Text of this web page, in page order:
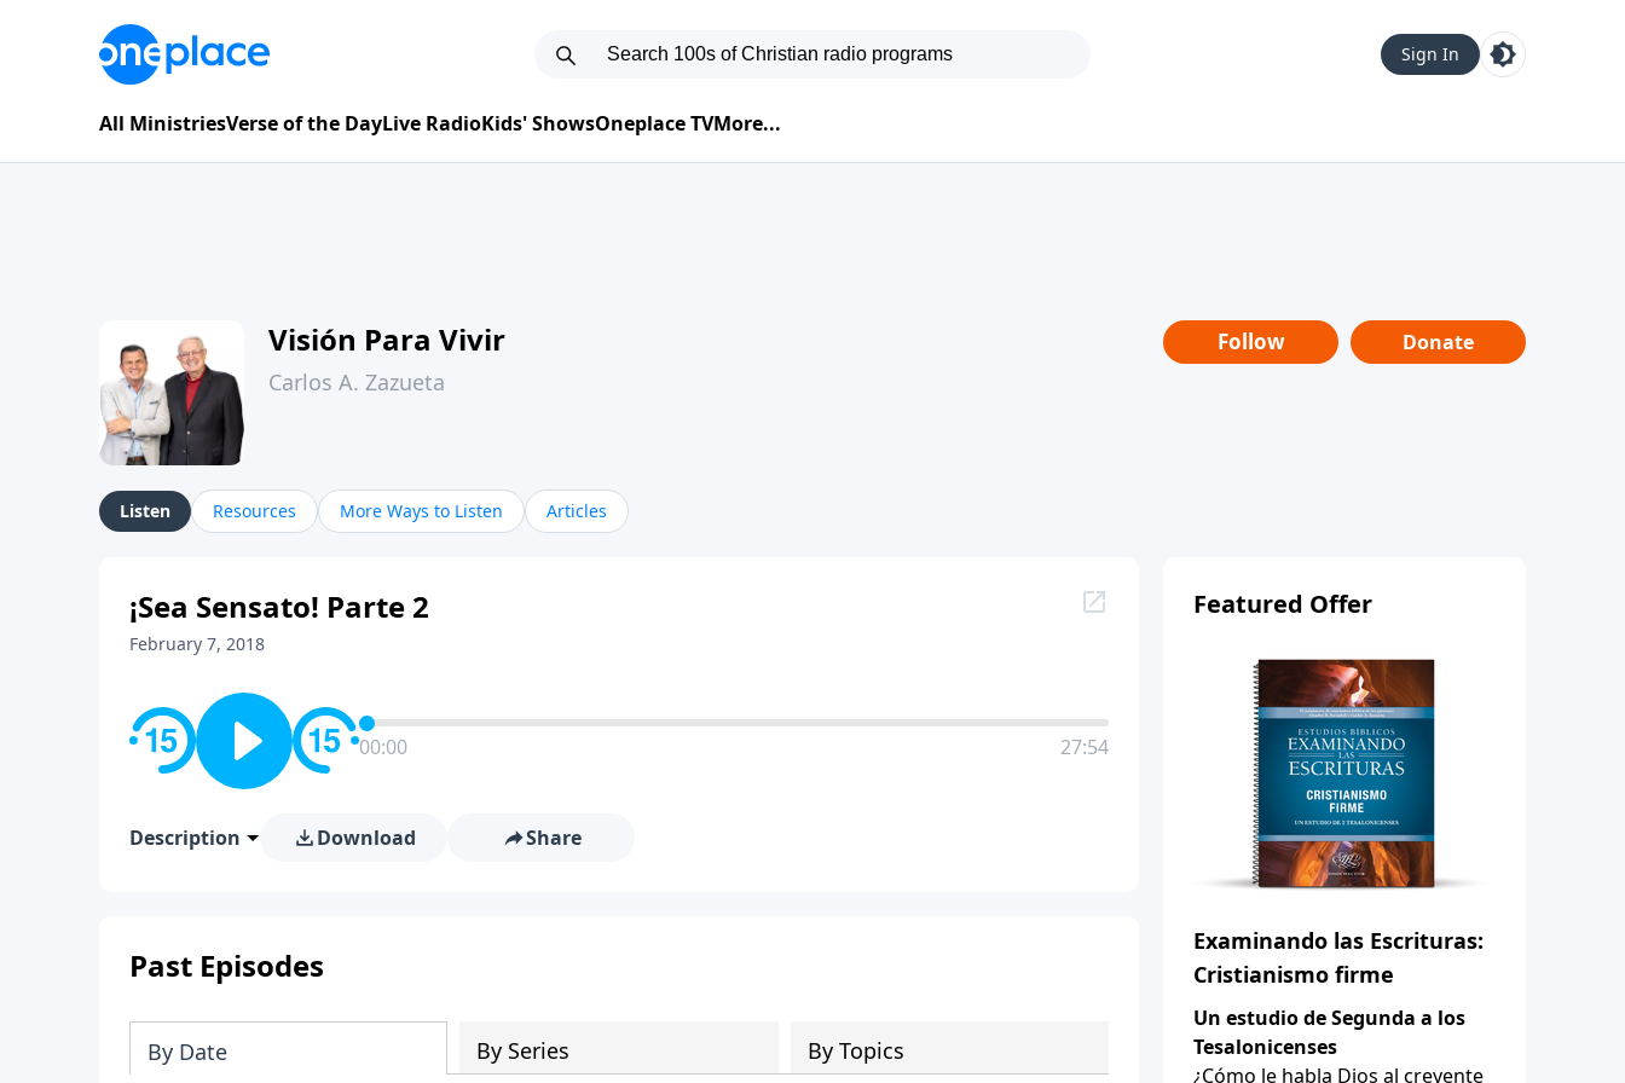
Sign In
All MinistriesVerse of the DayLive RadioKids' ShowsOneplace TVMore...
Visión Para Vivir
Carlos A. Zazueta
Follow Donate
Listen Resources More Ways to Listen Articles
¡Sea Sensato! Parte 2
February 7, 2018
00:00 27:54
Description Download Share
Past Episodes
By Date By Series By Topics
Featured Offer
Examinando las Escrituras:
Cristianismo firme
Un estudio de Segunda a los
Tesalonicenses
¿Cómo le habla Dios al creyente